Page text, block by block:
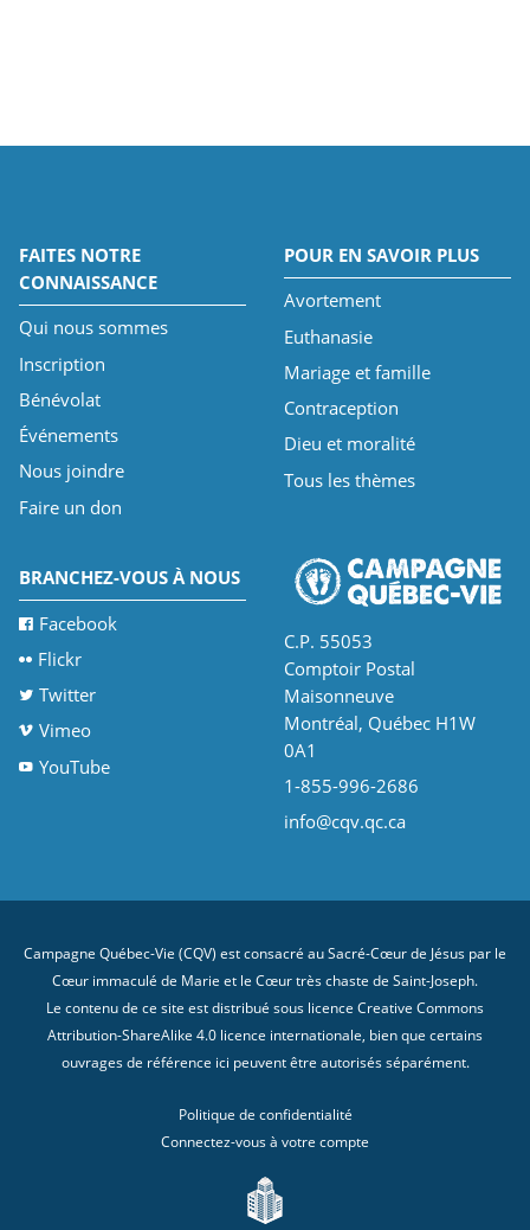
FAITES NOTRE
CONNAISSANCE
Qui nous sommes
Inscription
Bénévolat
Événements
Nous joindre
Faire un don
POUR EN SAVOIR PLUS
Avortement
Euthanasie
Mariage et famille
Contraception
Dieu et moralité
Tous les thèmes
BRANCHEZ-VOUS À NOUS
Facebook
Flickr
Twitter
Vimeo
YouTube
C.P. 55053
Comptoir Postal
Maisonneuve
Montréal, Québec H1W
0A1
1-855-996-2686
info@cqv.qc.ca
Campagne Québec-Vie (CQV) est consacré au Sacré-Cœur de Jésus par le
Cœur immaculé de Marie et le Cœur très chaste de Saint-Joseph.
Le contenu de ce site est distribué sous licence Creative Commons
Attribution-ShareAlike 4.0 licence internationale, bien que certains
ouvrages de référence ici peuvent être autorisés séparément.
Politique de confidentialité
Connectez-vous à votre compte